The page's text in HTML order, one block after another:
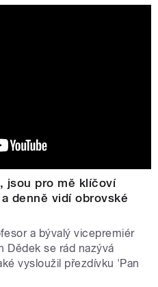
jsou pro mě klíčoví
denně vidí obrovské
a bývalý vicepremiér
Dědek se rád nazývá
vysloužil přezdívku 'Pan